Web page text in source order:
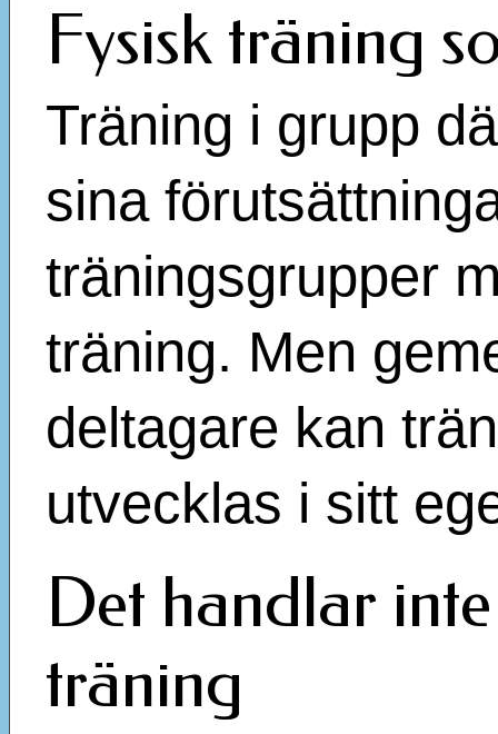
Fysisk träning
Träning i grupp
sina
träningsgrupper
träning. Men
deltagare kan
utvecklas i sitt
Det handlar
träning